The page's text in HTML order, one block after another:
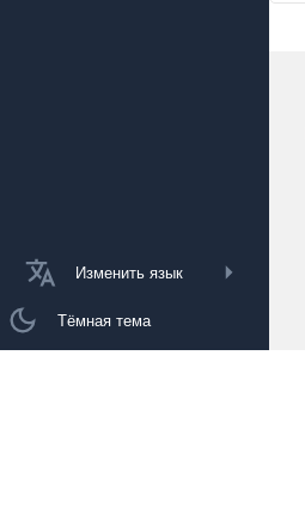
Изменить язык
Тёмная тема